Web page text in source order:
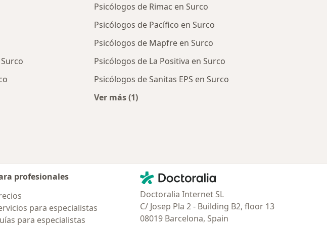
Psicólogos de Rimac en Surco
Psicólogos de Pacífico en Surco
Psicólogos de Mapfre en Surco
Psicólogos de La Positiva en Surco
Psicólogos de Sanitas EPS en Surco
Ver más (1)
profesionales
para especialistas
para especialistas
Contacto
Doctoralia - Página de inicio
Doctoralia Internet SL
C/ Josep Pla 2 - Building B2, floor 13
08019 Barcelona, Spain